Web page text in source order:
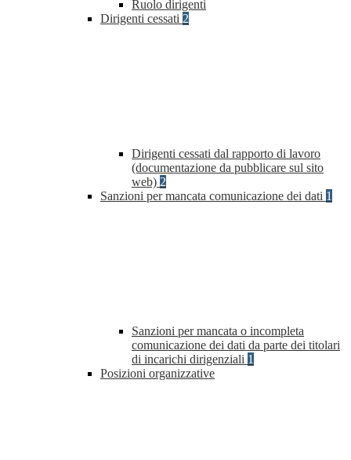
Ruolo dirigenti
Dirigenti cessati 2
Dirigenti cessati dal rapporto di lavoro
(documentazione da pubblicare sul sito
web) 2
Sanzioni per mancata comunicazione dei dati 1
Sanzioni per mancata o incompleta
comunicazione dei dati da parte dei titolari
di incarichi dirigenziali 1
Posizioni organizzative